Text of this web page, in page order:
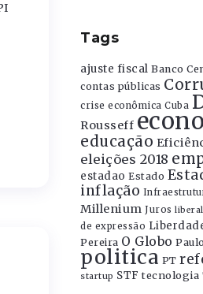
Tags
ajuste fiscal Banco
contas públicas
crise econômica Cuba
Rousseff
educação
eleições 2018
estadao Estado
inflação
Millenium Juros
de expressão
Pereira O Globo
politica PT
startup STF tecnologia